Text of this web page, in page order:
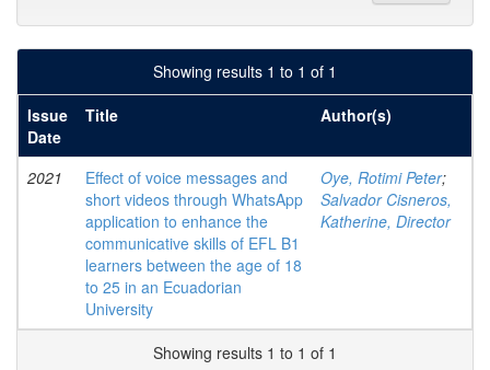
Showing results 1 to 1 of 1
Issue
Date
Title Author(s)
2021
Effect of voice messages and
short videos through WhatsApp
application to enhance the
communicative skills of EFL B1
learners between the age of 18
to 25 in an Ecuadorian
University
Oye, Rotimi Peter;
Salvador Cisneros,
Katherine, Director
Showing results 1 to 1 of 1